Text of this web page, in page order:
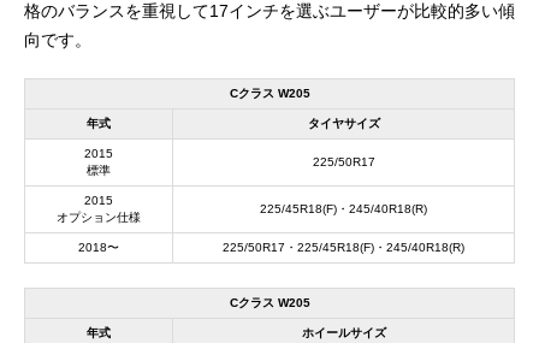
格のバランスを重視して17インチを選ぶユーザーが比較的多い傾
向です。
Cクラス W205
年式 タイヤサイズ
2015
標準
225/50R17
2015
オプション仕様
225/45R18(F)・245/40R18(R)
2018〜 225/50R17・225/45R18(F)・245/40R18(R)
Cクラス W205
年式 ホイールサイズ